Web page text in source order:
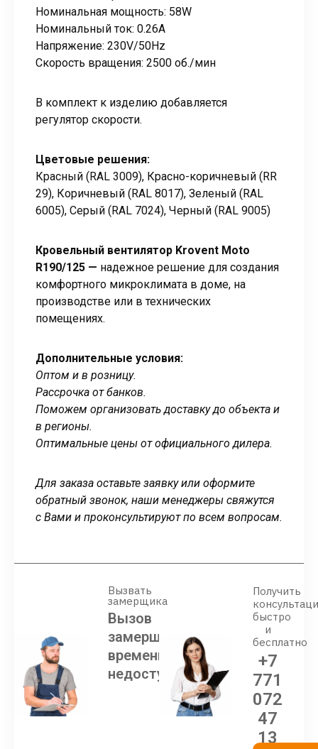
Номинальная мощность: 58W
Номинальный ток: 0.26А
Напряжение: 230V/50Hz
Скорость вращения: 2500 об./мин
В комплект к изделию добавляется
регулятор скорости.
Цветовые решения:
Красный (RAL 3009), Красно-коричневый (RR
29), Коричневый (RAL 8017), Зеленый (RAL
6005), Серый (RAL 7024), Черный (RAL 9005)
Кровельный вентилятор Krovent Moto
R190/125 — надежное решение для создания
комфортного микроклимата в доме, на
производстве или в технических
помещениях.
Дополнительные условия:
Оптом и в розницу.
Рассрочка от банков.
Поможем организовать доставку до объекта и
в регионы.
Оптимальные цены от официального дилера.
Для заказа оставьте заявку или оформите
обратный звонок, наши менеджеры свяжутся
с Вами и проконсультируют по всем вопросам.
Вызвать
замерщика
Вызов
замерщика
временно
недоступен
Получить
быстро
и
бесплатно
+7
771
072
47
13